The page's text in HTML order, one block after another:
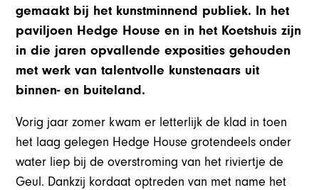
gemaakt bij het kunstminnend publiek. In het
paviljoen Hedge House en in het Koetshuis zijn
in die jaren opvallende exposities gehouden
met werk van talentvolle kunstenaars uit
binnen- en buiteland.
Vorig jaar zomer kwam er letterlijk de klad in toen
het laag gelegen Hedge House grotendeels onder
water liep bij de overstroming van het riviertje de
Geul. Dankzij kordaat optreden van met name het